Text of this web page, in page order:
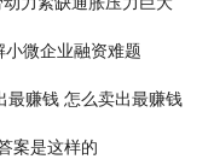
微企业融资难题
最赚钱 怎么卖出最赚钱
案是这样的